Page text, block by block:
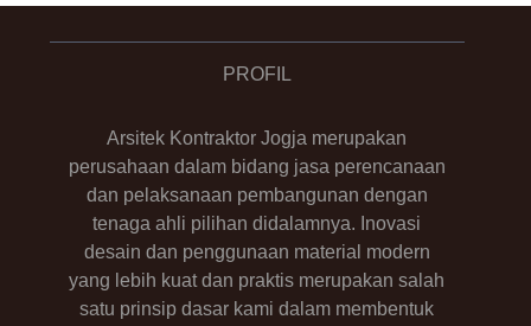
PROFIL
Arsitek Kontraktor Jogja merupakan
perusahaan dalam bidang jasa perencanaan
dan pelaksanaan pembangunan dengan
tenaga ahli pilihan didalamnya. Inovasi
desain dan penggunaan material modern
yang lebih kuat dan praktis merupakan salah
satu prinsip dasar kami dalam membentuk